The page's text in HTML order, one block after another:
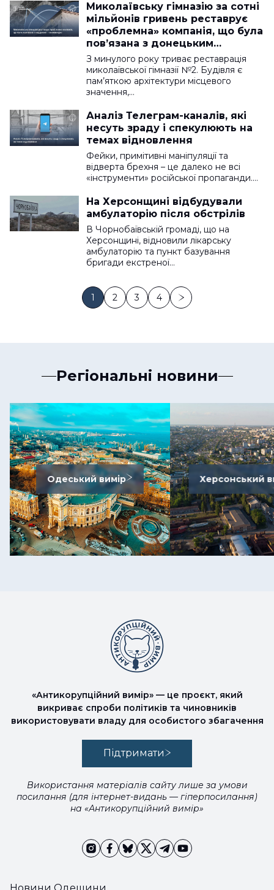
Миколаївську гімназію за сотні
мільйонів гривень реставрує
«проблемна» компанія, що була
пов’язана з донецьким
нардепом-ексрегіоналом і
місцевою чиновницею
З минулого року триває реставрація
миколаївської гімназії №2. Будівля є
пам’яткою архітектури місцевого
значення,…
Аналіз Телеграм-каналів, які
несуть зраду і спекулюють на
темах відновлення
Фейки, примітивні маніпуляції та
відверта брехня – це далеко не всі
«інструменти» російської пропаганди.…
На Херсонщині відбудували
амбулаторію після обстрілів
В Чорнобаївській громаді, що на
Херсонщині, відновили лікарську
амбулаторію та пункт базування
бригади екстреної…
1 2 3 4
Регіональні новини
Одеський вимір Херсонський
«Антикорупційний вимір» — це проєкт, який
викриває спроби політиків та чиновників
використовувати владу для особистого збагачення
Підтримати
Використання матеріалів сайту лише за умови
посилання (для інтернет-видань — гіперпосилання)
на «Антикорупційний вимір»